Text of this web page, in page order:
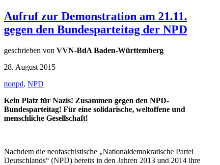
Aufruf zur Demonstration am 21.11.
gegen den Bundesparteitag der NPD
geschrieben von VVN-BdA Baden-Württemberg
28. August 2015
nonpd, NPD
Kein Platz für Nazis! Zusammen gegen den NPD-
Bundesparteitag! Für eine solidarische, weltoffene und
menschliche Gesellschaft!
Nachdem die neofaschistische „Nationaldemokratische Partei
Deutschlands“ (NPD) bereits in den Jahren 2013 und 2014 ihre